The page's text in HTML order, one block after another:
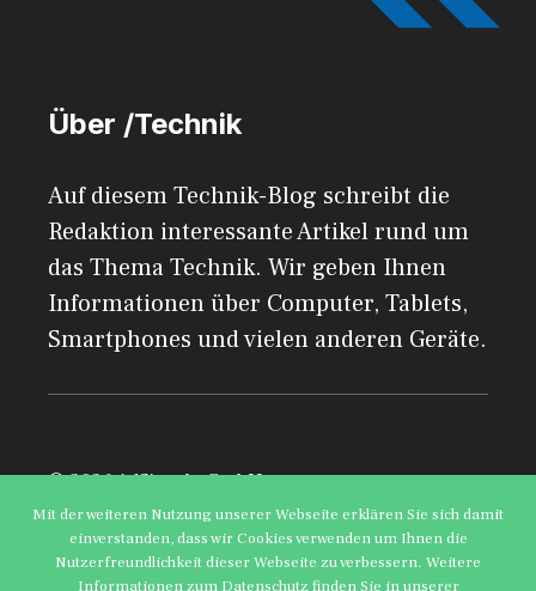
Über /Technik
Auf diesem Technik-Blog schreibt die
Redaktion interessante Artikel rund um
das Thema Technik. Wir geben Ihnen
Informationen über Computer, Tablets,
Smartphones und vielen anderen Geräte.
© 2026 AdSimple GmbH
Impressum Datenschutzerklärung
Mit der weiteren Nutzung unserer Webseite erklären Sie sich damit
einverstanden, dass wir Cookies verwenden um Ihnen die
Nutzerfreundlichkeit dieser Webseite zu verbessern. Weitere
Informationen zum Datenschutz finden Sie in unserer